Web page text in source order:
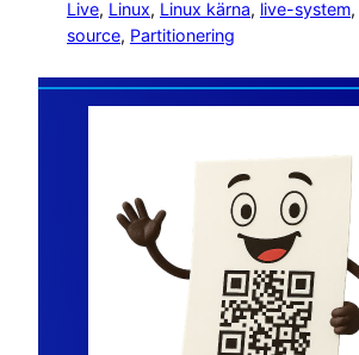
Live, Linux, Linux kärna, live-system,
source, Partitionering